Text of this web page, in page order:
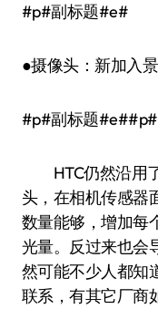
#p#副标题#e#
●摄像头：新加入
#p#副标题
HTC仍然沿用
头，在相机传感器
数量能够，增加每
光量。反过来也会
然可能不少人都知
联系，有其它厂商